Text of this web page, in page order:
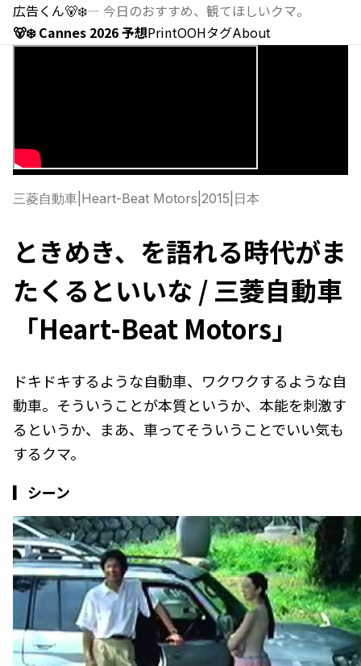
広告くん🐻‍❄️— 今日のおすすめ、観てほしいクマ。
🐻‍❄️ Cannes 2026 予想PrintOOHタグAbout
三菱自動車 Heart-Beat Motors 2015 日本
ときめき、を語れる時代がま
たくるといいな / 三菱自動車
「Heart-Beat Motors」
ドキドキするような自動車、ワクワクするような自
動車。そういうことが本質というか、本能を刺激す
るというか、まあ、車ってそういうことでいい気も
するクマ。
▎シーン